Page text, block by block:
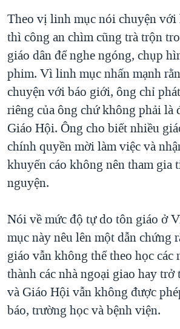
Theo vị linh mục nói chuyện với
thì công an chìm cũng trà trộn
giáo dân để nghe ngóng, chụp
phim. Vì linh mục nhấn mạnh
chuyện với báo giới, ông chỉ
riêng của ông chứ không phải là
Giáo Hội. Ông cho biết nhiều
chính quyền mời làm việc và
khuyến cáo không nên tham gia
nguyện.
Nói về mức độ tự do tôn giáo ở
mục này nêu lên một dẫn chứng
giáo vẫn không thể theo học các
thành các nhà ngoại giao hay trở
và Giáo Hội vẫn không được
báo, trường học và bệnh viện.